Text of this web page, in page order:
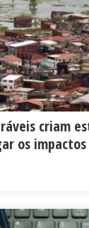
criam
os impactos